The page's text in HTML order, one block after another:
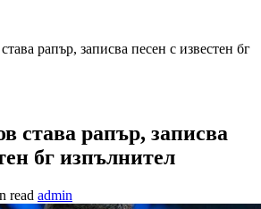
рапър, записва песен с известен бг
става рапър, записва
бг изпълнител
read admin